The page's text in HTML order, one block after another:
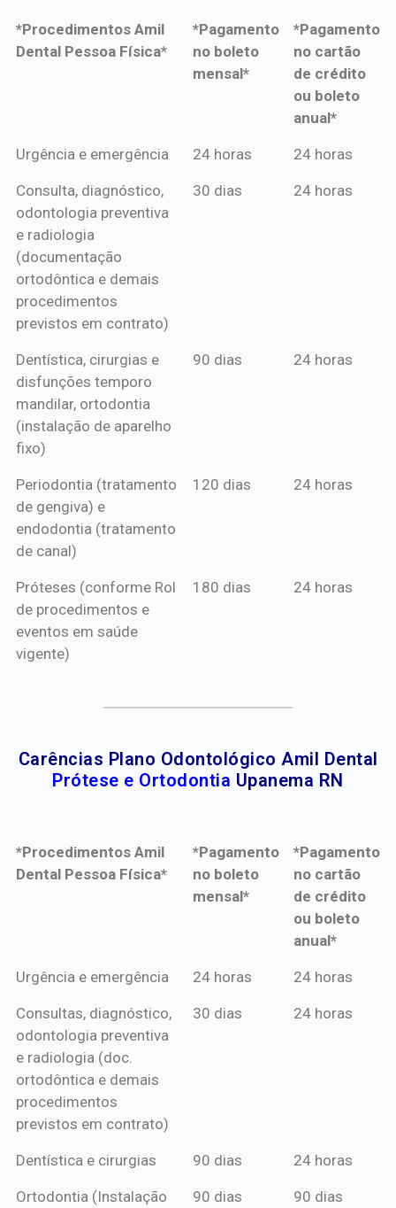
*Procedimentos Amil
Dental Pessoa Física*
*Pagamento
no boleto
mensal*
*Pagamento
no cartão
de crédito
ou boleto
anual*
*Procedimentos Amil
*Pagamento
mensal*
*Pagamento
de crédito
Urgência e emergência 24 horas 24 horas
Consulta, diagnóstico,
odontologia preventiva
e radiologia
(documentação
ortodôntica e demais
procedimentos
previstos em contrato)
30 dias 24 horas
Dentística, cirurgias e
disfunções temporo
mandilar, ortodontia
(instalação de aparelho
fixo)
90 dias 24 horas
Periodontia (tratamento
de gengiva) e
endodontia (tratamento
de canal)
120 dias 24 horas
Próteses (conforme Rol
de procedimentos e
eventos em saúde
vigente)
180 dias 24 horas
Carências Plano Odontológico Amil Dental
Prótese e Ortodontia Upanema RN
*Procedimentos Amil
Dental Pessoa Física*
*Pagamento
no boleto
mensal*
*Pagamento
no cartão
de crédito
ou boleto
anual*
*Procedimentos Amil
*Pagamento
mensal*
*Pagamento
de crédito
Urgência e emergência 24 horas 24 horas
Consultas, diagnóstico,
odontologia preventiva
e radiologia (doc.
ortodôntica e demais
procedimentos
previstos em contrato)
30 dias 24 horas
Dentística e cirurgias 90 dias 24 horas
Ortodontia (Instalação
90 dias 90 dias